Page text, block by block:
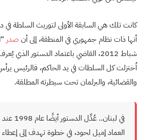
كانت تلك هي السابقة الأولى لتوريث السلطة
أنها ذات نظام جمهوري في المنطقة، إلى أن صدر
اُختزلت كل السلطات في يد الحاكم، فالرئيس
والقضائية، والبرلمان تحت سيطرته المطلقة.
في
العماد إميل لحود، في خطوة تهدف إلى إعطاء